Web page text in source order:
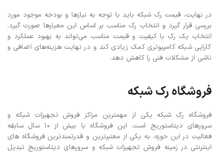
در نهایت، قیمت رک شبکه باید با توجه به نیازها و بودجه موجود مورد
بررسی قرار گیرد و انتخاب رک مناسب بر اساس این معیارها صورت گیرد.
انتخاب یک رک با کیفیت و قیمت مناسب می‌تواند به بهبود عملکرد و
کارایی شبکه کامپیوتری کمک زیادی کند و در نهایت هزینه‌های اضافی و
ناشی از مشکلات فنی را کاهش دهد.
فروشگاه رک شبکه
فروشگاه رک شبکه یکی از مهمترین مراکز فروش تجهیزات شبکه و
سرورهای دیتاستوریج است. این فروشگاه با بیش از 10 سال سابقه
فعالیت در این حوزه، به یکی از معتبرترین و قدرتمندترین فروشگاه های
اینترنتی در زمینه فروش تجهیزات شبکه و سرورهای دیتاستوریج تبدیل